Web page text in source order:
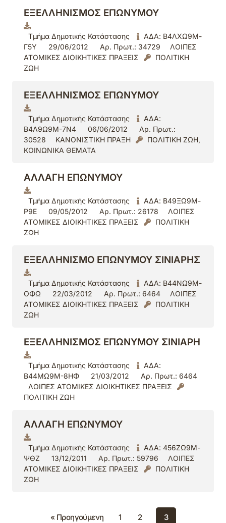
ΕΞΕΛΛΗΝΙΣΜΟΣ ΕΠΩΝΥΜΟΥ
Τμήμα Δημοτικής Κατάστασης
ΑΔΑ: Β4ΛΧΩ9Μ-
Γ5Υ
29/06/2012 Αρ. Πρωτ.: 34729
ΛΟΙΠΕΣ
ΑΤΟΜΙΚΕΣ ΔΙΟΙΚΗΤΙΚΕΣ ΠΡΑΞΕΙΣ
ΠΟΛΙΤΙΚΗ
ΖΩΗ
ΕΞΕΛΛΗΝΙΣΜΟΣ ΕΠΩΝΥΜΟΥ
Τμήμα Δημοτικής Κατάστασης
ΑΔΑ:
Β4Λ9Ω9Μ-7Ν4
06/06/2012
Αρ. Πρωτ.:
30528
ΚΑΝΟΝΙΣΤΙΚΗ ΠΡΑΞΗ
ΠΟΛΙΤΙΚΗ ΖΩΗ,
ΚΟΙΝΩΝΙΚΑ ΘΕΜΑΤΑ
AΛΛΑΓΗ ΕΠΩΝΥΜΟΥ
Τμήμα Δημοτικής Κατάστασης
ΑΔΑ: Β49ΞΩ9Μ-
Ρ9Ε
09/05/2012 Αρ. Πρωτ.: 26178
ΛΟΙΠΕΣ
ΑΤΟΜΙΚΕΣ ΔΙΟΙΚΗΤΙΚΕΣ ΠΡΑΞΕΙΣ
ΠΟΛΙΤΙΚΗ
ΖΩΗ
ΕΞΕΛΛΗΝΙΣΜΟ ΕΠΩΝΥΜΟΥ ΣΙΝΙΑΡΗΣ
Τμήμα Δημοτικής Κατάστασης
ΑΔΑ: Β44ΝΩ9Μ-
ΟΦΩ
22/03/2012 Αρ. Πρωτ.: 6464
ΛΟΙΠΕΣ
ΑΤΟΜΙΚΕΣ ΔΙΟΙΚΗΤΙΚΕΣ ΠΡΑΞΕΙΣ
ΠΟΛΙΤΙΚΗ
ΖΩΗ
EΞΕΛΛΗΝΙΣΜΟΣ ΕΠΩΝΥΜΟΥ ΣΙΝΙΑΡΗ
Τμήμα Δημοτικής Κατάστασης
ΑΔΑ:
Β44ΜΩ9Μ-8ΗΦ
21/03/2012
Αρ. Πρωτ.: 6464
ΛΟΙΠΕΣ ΑΤΟΜΙΚΕΣ ΔΙΟΙΚΗΤΙΚΕΣ ΠΡΑΞΕΙΣ
ΠΟΛΙΤΙΚΗ ΖΩΗ
ΑΛΛΑΓΗ ΕΠΩΝΥΜΟΥ
Τμήμα Δημοτικής Κατάστασης
ΑΔΑ: 456ΖΩ9Μ-
ΨΘΖ
13/12/2011 Αρ. Πρωτ.: 59796
ΛΟΙΠΕΣ
ΑΤΟΜΙΚΕΣ ΔΙΟΙΚΗΤΙΚΕΣ ΠΡΑΞΕΙΣ
ΠΟΛΙΤΙΚΗ
ΖΩΗ
« Προηγούμενη 1 2 3